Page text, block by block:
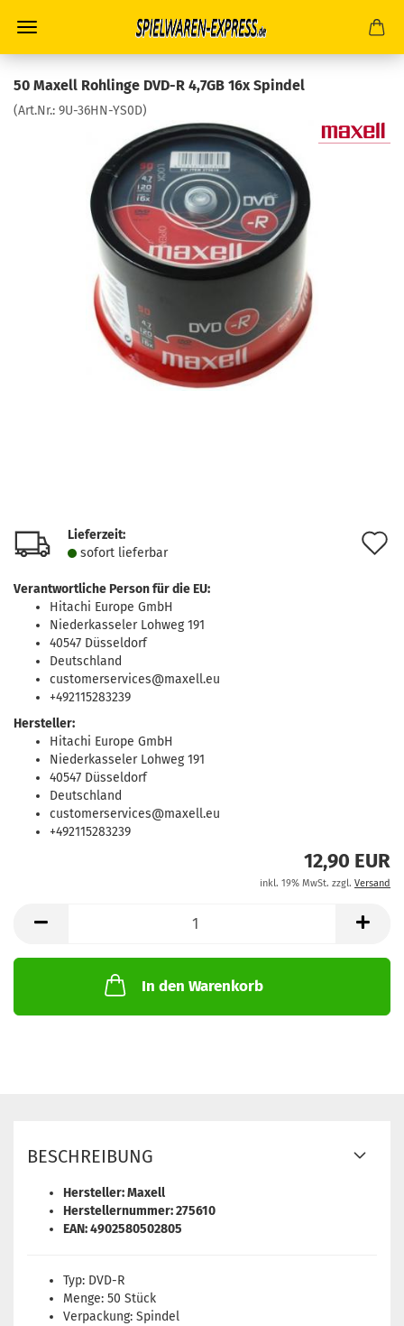
50 Maxell Rohlinge DVD-R 4,7GB 16x Spindel
(Art.Nr.: 9U-36HN-YS0D)
Lieferzeit:
sofort lie­fer­bar
Verantwortliche Person für die EU:
Hitachi Europe GmbH
Niederkasseler Lohweg 191
40547 Düsseldorf
Deutschland
customerservices@maxell.eu
+492115283239
Hersteller:
Hitachi Europe GmbH
Niederkasseler Lohweg 191
40547 Düsseldorf
Deutschland
customerservices@maxell.eu
+492115283239
12,90 EUR
inkl. 19% MwSt. zzgl. Versand
In den Warenkorb
BESCHREIBUNG
Hersteller: Maxell
Herstellernummer: 275610
EAN: 4902580502805
Typ: DVD-R
Menge: 50 Stück
Verpackung: Spindel